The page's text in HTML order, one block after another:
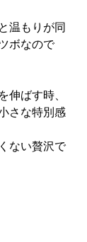
温もりが同
ボなので
伸ばす時、
さな特別感
ない贅沢で